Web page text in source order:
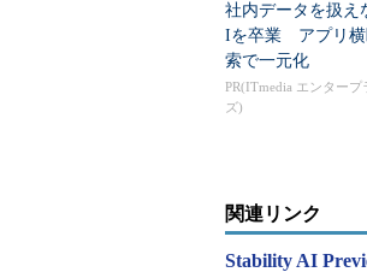
社内データを扱え
Iを卒業 アプリ横
索で一元化
PR(ITmedia エンタープ
ズ)
関連リンク
Stability AI